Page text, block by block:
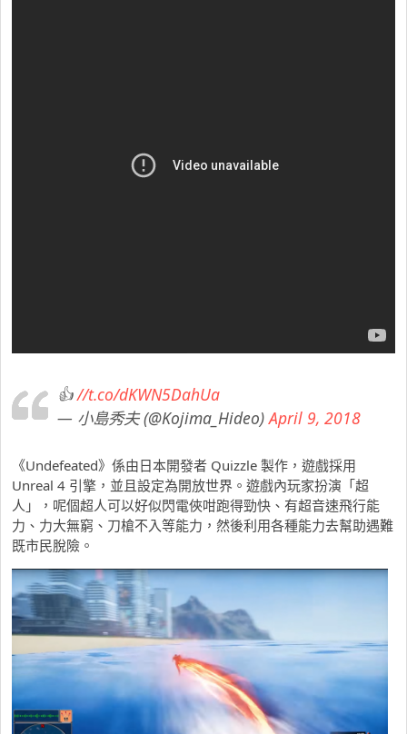
👍//t.co/dKWN5DahUa
— 小島秀夫 (@Kojima_Hideo)April 9, 2018
《Undefeated》係由日本開發者 Quizzle 製作，遊戲採用
Unreal 4 引擎，並且設定為開放世界。遊戲內玩家扮演「超
人」，呢個超人可以好似閃電俠咁跑得勁快、有超音速飛行能
力、力大無窮、刀槍不入等能力，然後利用各種能力去幫助遇難
既市民脫險。